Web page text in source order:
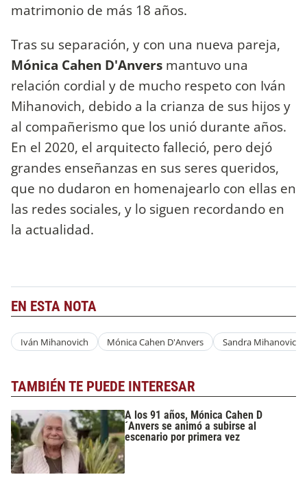
matrimonio de más 18 años.
Tras su separación, y con una nueva pareja,
Mónica Cahen D'Anvers mantuvo una
relación cordial y de mucho respeto con Iván
Mihanovich, debido a la crianza de sus hijos y
al compañerismo que los unió durante años.
En el 2020, el arquitecto falleció, pero dejó
grandes enseñanzas en sus seres queridos,
que no dudaron en homenajearlo con ellas en
las redes sociales, y lo siguen recordando en
la actualidad.
EN ESTA NOTA
Iván Mihanovich Mónica Cahen D'Anvers Sandra Mihanovich
TAMBIÉN TE PUEDE INTERESAR
A los 91 años, Mónica Cahen D
´Anvers se animó a subirse al
escenario por primera vez